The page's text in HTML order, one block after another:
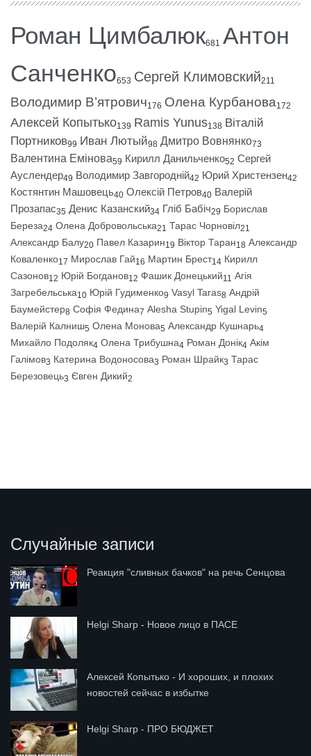
Роман Цимбалюк681 Антон
Санченко653 Сергей Климовский211
Володимир В’ятрович176 Олена Курбанова172
Алексей Копытько139 Ramis Yunus138 Віталій
Портников99 Иван Лютый98 Дмитро Вовнянко73
Валентина Емінова59 Кирилл Данильченко52 Сергей
Ауслендер49 Володимир Завгородній42 Юрий Христензен42
Костянтин Машовець40 Олексій Петров40 Валерій
Прозапас35 Денис Казанский34 Гліб Бабіч29 Борислав
Береза24 Олена Добровольська21 Тарас Чорновіл21
Александр Балу20 Павел Казарин19 Віктор Таран18 Александр
Коваленко17 Мирослав Гай16 Мартин Брест14 Кирилл
Сазонов12 Юрій Богданов12 Фашик Донецький11 Агія
Загребельська10 Юрій Гудименко9 Vasyl Taras8 Андрій
Баумейстер8 Софія Федина7 Alesha Stupin5 Yigal Levin5
Валерій Калниш5 Олена Монова5 Александр Кушнарь4
Михайло Подоляк4 Олена Трибушна4 Роман Донік4 Акім
Галімов3 Катерина Водоносова3 Роман Шрайк3 Тарас
Березовець3 Євген Дикий2
Случайные записи
Реакция "сливных бачков" на речь Сенцова
Helgi Sharp - Новое лицо в ПАСЕ
Алексей Копытько - И хороших, и плохих
новостей сейчас в избытке
Helgi Sharp - ПРО БЮДЖЕТ